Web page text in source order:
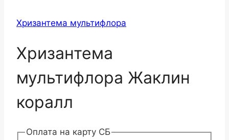
Хризантема мультифлора
Хризантема
мультифлора Жаклин
коралл
Оплата на карту СБ